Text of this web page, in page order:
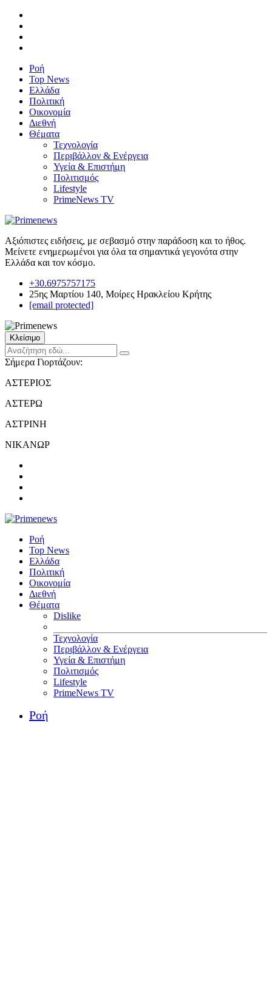
Ροή
Top News
Ελλάδα
Πολιτική
Οικονομία
Διεθνή
Θέματα
Τεχνολογία
Περιβάλλον & Ενέργεια
Υγεία & Επιστήμη
Πολιτισμός
Lifestyle
PrimeNews TV
Αξιόπιστες ειδήσεις, με σεβασμό στην παράδοση και το ήθος.
Μείνετε ενημερωμένοι για όλα τα σημαντικά γεγονότα στην
Ελλάδα και τον κόσμο.
+30.6975757175
25ης Μαρτίου 140, Μοίρες Ηρακλείου Κρήτης
[email protected]
Κλείσιμο
Σήμερα Γιορτάζουν:
ΑΣΤΕΡΙΟΣ
ΑΣΤΕΡΩ
ΑΣΤΡΙΝΗ
ΝΙΚΑΝΩΡ
Ροή
Top News
Ελλάδα
Πολιτική
Οικονομία
Διεθνή
Θέματα
Dislike
Τεχνολογία
Περιβάλλον & Ενέργεια
Υγεία & Επιστήμη
Πολιτισμός
Lifestyle
PrimeNews TV
Ροή